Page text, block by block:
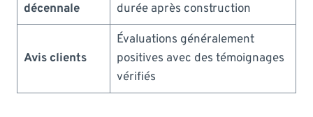
décennale
durée après construction
Avis clients
Évaluations généralement
positives avec des témoignages
vérifiés